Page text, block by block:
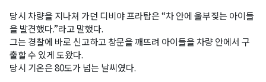
당시 차량을 지나쳐 가던 디비야 프라탑은 “차 안에 울부짖는 아이들
을 발견했다.”라고 말했다.
그는 경찰에 바로 신고하고 창문을 깨뜨려 아이들을 차량 안에서 구
출할 수 있게 도왔다.
당시 기온은 80도가 넘는 날씨였다.